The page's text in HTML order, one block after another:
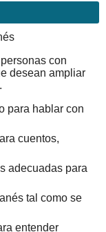
con
desean ampliar
para hablar con
cuentos,
adecuadas para
tal como se
entender